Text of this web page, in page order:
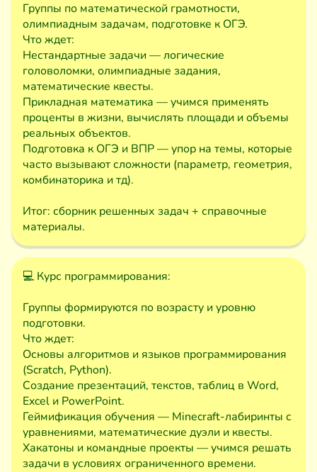
Группы по математической грамотности,
олимпиадным задачам, подготовке к ОГЭ.
Что ждет:
Нестандартные задачи — логические
головоломки, олимпиадные задания,
математические квесты.
Прикладная математика — учимся применять
проценты в жизни, вычислять площади и объемы
реальных объектов.
Подготовка к ОГЭ и ВПР — упор на темы, которые
часто вызывают сложности (параметр, геометрия,
комбинаторика и тд).
Итог: сборник решенных задач + справочные
материалы.
💻 Курс программирования:
Группы формируются по возрасту и уровню
подготовки.
Что ждет:
Основы алгоритмов и языков программирования
(Scratch, Python).
Создание презентаций, текстов, таблиц в Word,
Excel и PowerPoint.
Геймификация обучения — Minecraft-лабиринты с
уравнениями, математические дуэли и квесты.
Хакатоны и командные проекты — учимся решать
задачи в условиях ограниченного времени.